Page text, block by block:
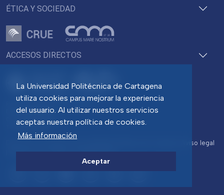
La Universidad Politécnica de Cartagena
utiliza cookies para mejorar la experiencia
del usuario. Al utilizar nuestros servicios
aceptas nuestra política de cookies.
Más información
Aceptar
ACCESOS DIRECTOS
Pza. del Cronista Isidoro Valverde
Edif. La Milagrosa
C.P. 30202 Cartagena
Tlf: 968 32 54 00
Aviso legal
Protección de datos Transparencia
ÉTICA Y SOCIEDAD